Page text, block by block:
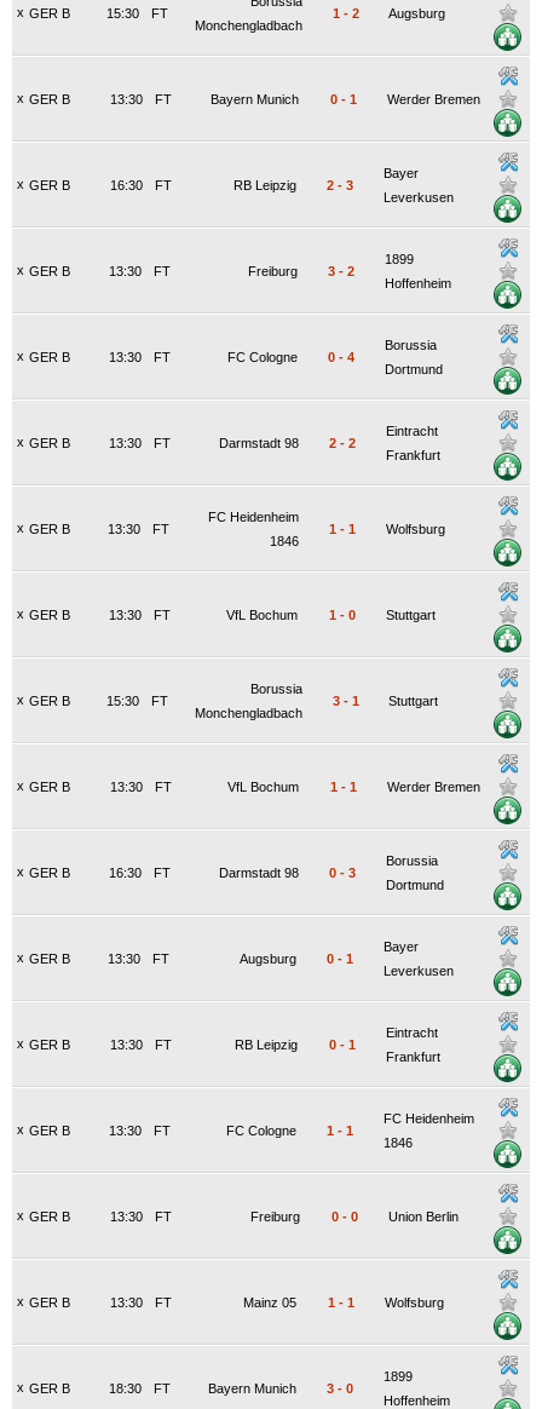
x GER B FT
15:30
Monchengladbach
1 - 2 Augsburg
x GER B FT
13:30 Bayern Munich 0 - 1 Werder Bremen
x GER B FT
16:30 RB Leipzig 2 - 3
Bayer
Leverkusen
x GER B FT
13:30 Freiburg 3 - 2
1899
Hoffenheim
x GER B FT
13:30 FC Cologne 0 - 4
Borussia
Dortmund
x GER B FT
13:30 Darmstadt 98 2 - 2
Eintracht
Frankfurt
x GER B FT
13:30
FC Heidenheim
1846
1 - 1 Wolfsburg
x GER B FT
13:30 VfL Bochum 1 - 0 Stuttgart
x GER B FT
15:30
Borussia
Monchengladbach
3 - 1 Stuttgart
x GER B FT
13:30 VfL Bochum 1 - 1 Werder Bremen
x GER B FT
16:30 Darmstadt 98 0 - 3
Borussia
Dortmund
x GER B FT
13:30 Augsburg 0 - 1
Bayer
Leverkusen
x GER B FT
13:30 RB Leipzig 0 - 1
Eintracht
Frankfurt
x GER B FT
13:30 FC Cologne 1 - 1
FC Heidenheim
1846
x GER B FT
13:30 Freiburg 0 - 0 Union Berlin
x GER B FT
13:30 Mainz 05 1 - 1 Wolfsburg
x GER B FT
18:30 Bayern Munich 3 - 0
1899
Hoffenheim